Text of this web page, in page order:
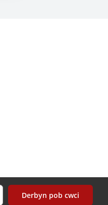
Derbyn pob cwci